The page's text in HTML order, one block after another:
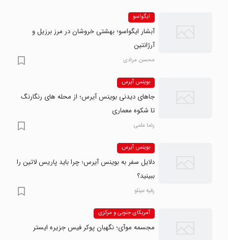
ایگواسو
آبشار ایگواسو؛ بهشتی خروشان در مرز برزیل و
آرژانتین
محسن مرادی
بوینس آیرس
جاهای دیدنی بوینس آیرس؛ از محله های رنگارنگ
تا شکوه معماری
رضا علمی
بوینس آیرس
دلایل سفر به بوینس آیرس؛ چرا باید پاریس لاتین را
ببینید؟
رقیه عینلو
آمریکای جنوبی و مرکزی
مجسمه موآی؛ نگهبان پوکر فیس جزیره ایستر